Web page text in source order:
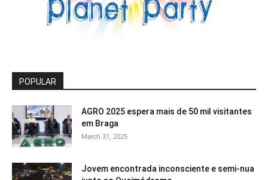
POPULAR
AGRO 2025 espera mais de 50 mil visitantes
em Braga
March 31, 2025
Jovem encontrada inconsciente e semi-nua